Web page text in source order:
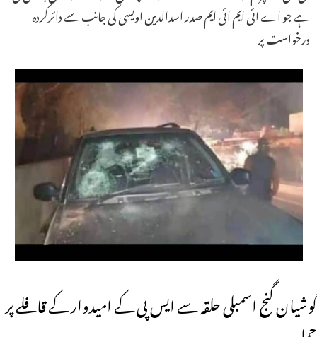
ہے جو اے ائی ایم ائی ایم صدر اسدالدین اویسی کی جانب سے دائرکردہ
درخواست پر
گوشیان گنج اسمبلی حلقہ سے ایس پی کے امیدوار کے قافلے پر